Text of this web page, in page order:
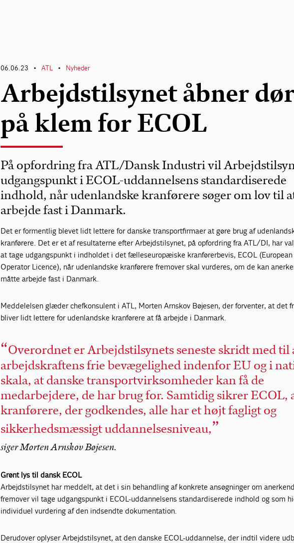
06.06.23 • ATL • Nyheder
Arbejdstilsynet åbner
på klem for ECOL
På opfordring fra ATL/Dansk Industri vil
udgangspunkt i ECOL-uddannelsens standardiserede
indhold, når udenlandske kranførere søger om lov til
arbejde fast i Danmark.
Det er formentlig blevet lidt lettere for danske transportfirmaer at gøre brug af
kranførere. Det er et af resultaterne efter Arbejdstilsynet, på opfordring fra ATL/DI, har
at tage udgangspunkt i indholdet i det fælleseuropæiske kranførerbevis, ECOL (European
Operator Licence), når udenlandske kranførere fremover skal vurderes, om de kan
måtte arbejde fast i Danmark.
Meddelelsen glæder chefkonsulent i ATL, Morten Arnskov Bøjesen, der forventer, at det
bliver lidt lettere for udenlandske kranførere at få arbejde i Danmark.
Overordnet er Arbejdstilsynets seneste skridt med til
arbejdskraftens frie bevægelighed indenfor EU og i
skala, at danske transportvirksomheder kan få de
medarbejdere, de har brug for. Samtidig sikrer ECOL,
kranførere, der godkendes, alle har et højt fagligt og
sikkerhedsmæssigt uddannelsesniveau,
siger Morten Arnskov Bøjesen.
Grønt lys til dansk ECOL
Arbejdstilsynet har meddelt, at det i sin behandling af konkrete ansøgninger om
fremover vil tage udgangspunkt i ECOL-uddannelsens standardiserede indhold og som
individuel vurdering af den indsendte dokumentation.
Derudover oplyser Arbejdstilsynet, at den danske ECOL-uddannelse, der indtil videre